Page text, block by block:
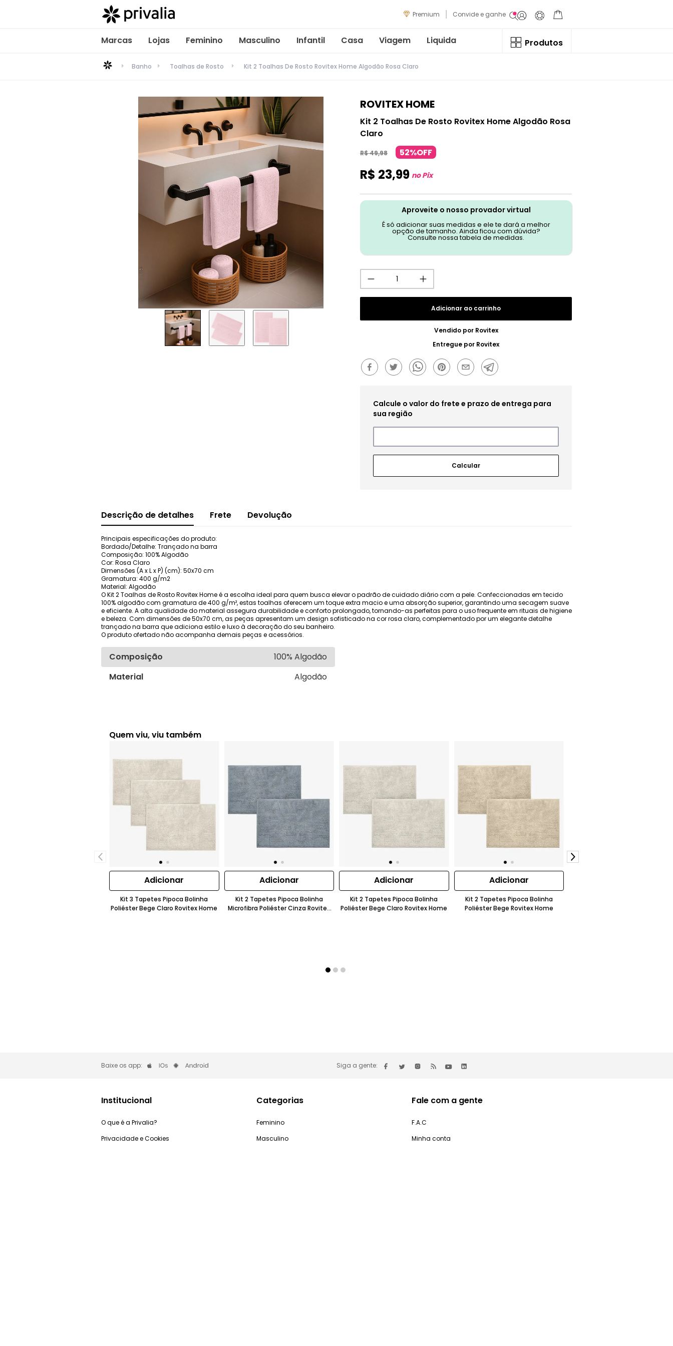
Premium Convide e ganhe
Marcas Lojas Feminino Masculino Infantil Casa Viagem Liquida Produtos
Banho Toalhas de Rosto Kit 2 Toalhas De Rosto Rovitex Home Algodão Rosa Claro
ROVITEX HOME
Kit 2 Toalhas De Rosto Rovitex Home Algodão Rosa
Claro
R$49,98 52%OFF
R$ 23,99 no Pix
Aproveite o nosso provador virtual
É só adicionar suas medidas e ele te dará a melhor
opção de tamanho. Ainda ficou com dúvida?
Consulte nossa tabela de medidas.
Adicionar ao carrinho
Vendido por Rovitex
Entregue por Rovitex
Descrição de detalhes Frete Devolução
Principais especificações do produto:
Bordado/Detalhe: Trançado na barra
Composição: 100% Algodão
Cor: Rosa Claro
Dimensões (A x L x P) (cm): 50x70 cm
Gramatura: 400 g/m2
Material: Algodão
O Kit 2 Toalhas de Rosto Rovitex Home é a escolha ideal para quem busca elevar o padrão de cuidado diário com a pele. Confeccionadas em tecido
100% algodão com gramatura de 400 g/m², estas toalhas oferecem um toque extra macio e uma absorção superior, garantindo uma secagem suave
e eficiente. A alta qualidade do material assegura durabilidade e conforto prolongado, tornando-as perfeitas para o uso frequente em rituais de higiene
e beleza. Com dimensões de 50x70 cm, as peças apresentam um design sofisticado na cor rosa claro, complementado por um elegante detalhe
trançado na barra que adiciona estilo e luxo à decoração do seu banheiro.
O produto ofertado não acompanha demais peças e acessórios.
Composição
100% Algodão
Material
Algodão
Quem viu, viu também
Adicionar
Kit 3 Tapetes Pipoca Bolinha
Poliéster Bege Claro Rovitex Home
Adicionar
Kit 2 Tapetes Pipoca Bolinha
Microfibra Poliéster Cinza Rovitex
Adicionar
Kit 2 Tapetes Pipoca Bolinha
Poliéster Bege Claro Rovitex Home
Adicionar
Kit 2 Tapetes Pipoca Bolinha
Poliéster Bege Rovitex Home
Baixe os app: Siga a gente:
Institucional
O que é a Privalia?
Privacidade e Cookies
Categorias
Feminino
Masculino
Fale com a gente
F.A.C
Minha conta